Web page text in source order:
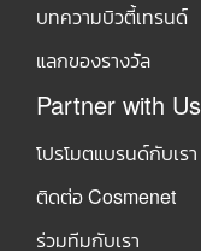
บทความบิวตี้เทรนด์
แลกของรางวัล
Partner with Us
โปรโมตแบรนด์กับเรา
ติดต่อ Cosmenet
ร่วมทีมกับเรา